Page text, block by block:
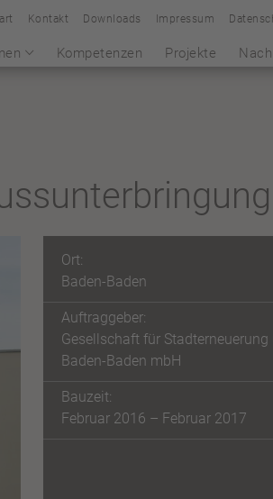
Kontakt Downloads Impressum
Kompetenzen Projekte
Ort:
Baden-Baden
Auftraggeber:
Gesellschaft für
Baden-Baden mbH
Bauzeit:
Februar 2016 – Februar 2017